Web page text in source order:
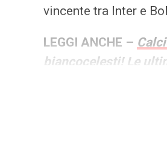
vincente tra Inter e
LEGGI ANCHE –
biancocelesti! Le